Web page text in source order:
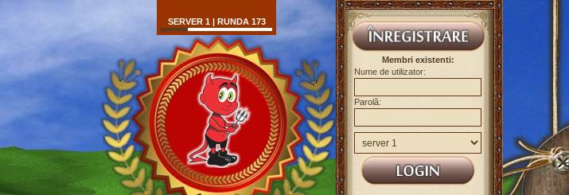
SERVER 1 | RUNDA 173
Membri existenti:
Nume de utilizator:
Parolă: